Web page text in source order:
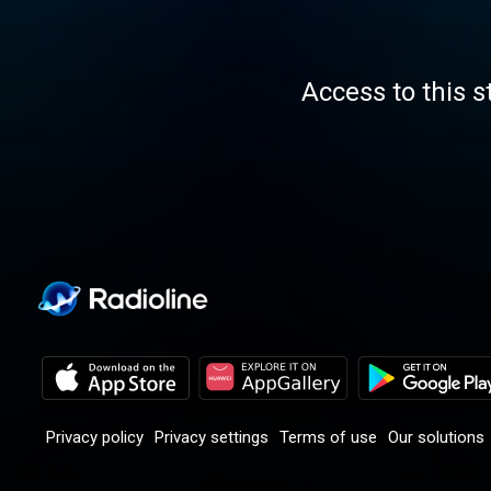
Access to this
Privacy policy Privacy settings Terms of use Our solutions